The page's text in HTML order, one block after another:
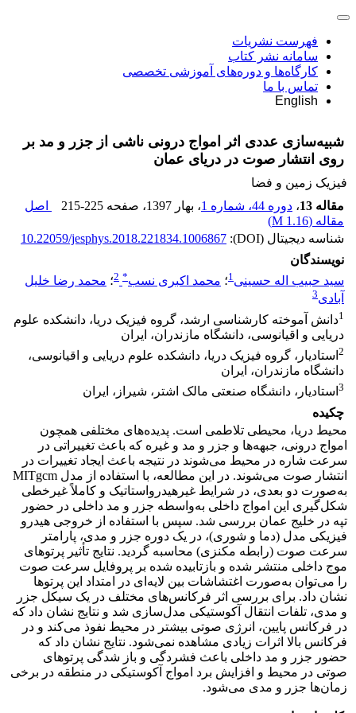
فهرست نشریات
سامانه نشر کتاب
کارگاه‌ها و دوره‌های آموزشی تخصصی
تماس با ما
English
شبیه‌سازی عددی اثر امواج درونی ناشی از جزر و مد بر
روی انتشار صوت در دریای عمان
فیزیک زمین و فضا
مقاله 13
، دوره 44، شماره 1 ، بهار 1397 ، صفحه 215-225
اصل
مقاله (1.16 M
)
شناسه دیجیتال (DOI):
10.22059/jesphys.2018.221834.1006867
نویسندگان
سید حبیب اله حسینی1؛ محمد اکبری نسب*
2؛ محمد رضا خلیل
آبادی3
1دانش آموخته کارشناسی ارشد، گروه فیزیک دریا، دانشکده علوم
دریایی و اقیانوسی، دانشگاه مازندران، ایران
2 استادیار، گروه فیزیک دریا، دانشکده علوم دریایی و اقیانوسی،
دانشگاه مازندران، ایران
3 استادیار، دانشگاه صنعتی مالک اشتر، شیراز، ایران
چکیده
محیط دریا، محیطی تلاطمی است. پدیده‌های مختلفی همچون
امواج درونی، جبهه‌ها و جزر و مد و غیره که باعث تغییراتی در
سرعت شاره در محیط می‌شوند در نتیجه باعث ایجاد تغییرات در
انتشار صوت می‌شوند. در این مطالعه، با استفاده از مدل MITgcm
به‌صورت دو بعدی، در شرایط غیرهیدرواستاتیک و کاملاً غیرخطی
شکل‌گیری این امواج داخلی به‌واسطه جزر و مد داخلی در حضور
تپه در خلیج عمان بررسی شد. سپس با استفاده از خروجی هیدرو
فیزیکی مدل (دما و شوری)، در یک دوره جزر و مدی، پارامتر
سرعت صوت (رابطه مکنزی) محاسبه گردید. نتایج تأثیر پرتوهای
موج داخلی منتشر شده و بازتابیده شده بر پروفایل سرعت صوت
را می‌توان به‌صورت اغتشاشات بین لایه‌ای در امتداد این پرتوها
نشان داد. برای بررسی اثر فرکانس‌های مختلف در یک سیکل جزر
و مدی، تلفات انتقال آکوستیکی مدل‌سازی شد و نتایج نشان داد که
در فرکانس پایین، انرژی صوتی بیشتر در محیط نفوذ می‌کند و در
فرکانس بالا اثرات زیادی مشاهده نمی‌شود. نتایج نشان داد که
حضور جزر و مد داخلی باعث فشردگی و باز شدگی پرتوهای
صوتی در محیط و افزایش برد امواج آکوستیکی در منطقه در برخی
زمان‌ها جزر و مدی می‌شود.